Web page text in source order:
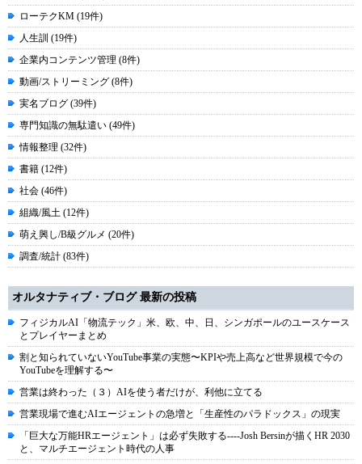
ローテクKM (19件)
人生訓 (19件)
企業内コンテンツ管理 (8件)
動画/ストリーミング (8件)
実名ブログ (39件)
専門知識の無駄遣い (49件)
情報整理 (32件)
書籍 (12件)
社会 (46件)
組織/風土 (12件)
萌え興し/B級グルメ (20件)
調査/統計 (83件)
オルタナティブ・ブログ 最新の投稿
フィジカルAI「物流テック」米、欧、中、日、シンガポールのユースケース
とプレイヤーまとめ
割と知られていないYouTube事業の実態〜KPIや売上高など世界規模で今の
YouTubeを理解する〜
営業は終わった（３）AIを使う者だけが、利他に立てる
営業現場で進むAIエージェントの急増と「生産性のパラドックス」の現実
「巨大な万能HRエージェント」は必ず失敗する----Josh Bersinが描くHR 2030
と、マルチエージェント時代の人事